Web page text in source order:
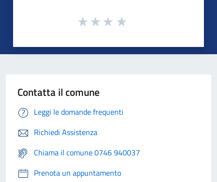
Contatta il comune
Leggi le domande frequenti
Richiedi Assistenza
Chiama il comune 0746 940037
Prenota un appuntamento